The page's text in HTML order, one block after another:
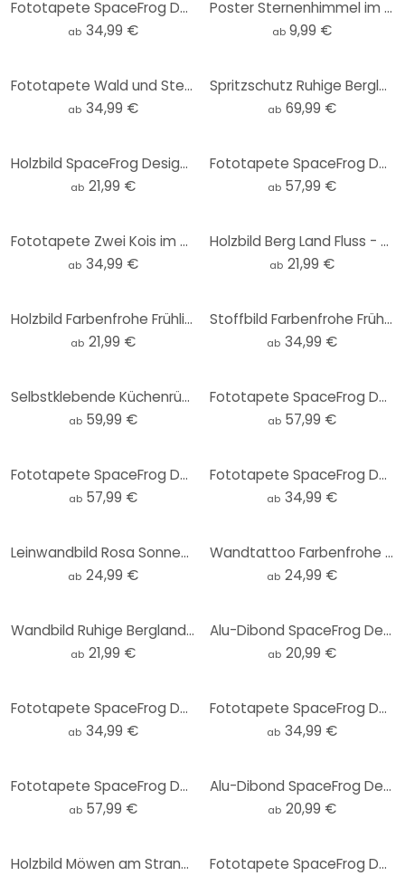
Fototapete SpaceFrog Designs - Verbundenheit - Rund - Selbstklebend/Vlies
ab 34,99 €
Poster Sternenhimmel im Winter - SpaceFrog Designs
ab 9,99 €
Fototapete Wald und Sterne in der Nacht - SpaceFrog Designs - Rund - Selbstklebend/Vlies
ab 34,99 €
Spritzschutz Ruhige Berglandschaft in der Dämmerung - SpaceFrog Designs
ab 69,99 €
Holzbild SpaceFrog Designs - Retro Sommer - Rund
ab 21,99 €
Fototapete SpaceFrog Designs - Lila Wald
ab 57,99 €
Fototapete Zwei Kois im Teich - SpaceFrog Designs - Rund - Selbstklebend/Vlies
ab 34,99 €
Holzbild Berg Land Fluss - SpaceFrog Designs - Rund
ab 21,99 €
Holzbild Farbenfrohe Frühlingswiese - SpaceFrog Designs - Rund
ab 21,99 €
Stoffbild Farbenfrohe Frühlingswiese - SpaceFrog Designs - Panorama
ab 34,99 €
Selbstklebende Küchenrückwand SpaceFrog Designs - Herbstmorgen
ab 59,99 €
Fototapete SpaceFrog Designs - Sommertag
ab 57,99 €
Fototapete SpaceFrog Designs - Herbstmorgen
ab 57,99 €
Fototapete SpaceFrog Designs - Wüstenberge - Rund - Selbstklebend/Vlies
ab 34,99 €
Leinwandbild Rosa Sonnenuntergang über dem Wald - SpaceFrog Designs
ab 24,99 €
Wandtattoo Farbenfrohe Frühlingswiese - SpaceFrog Designs - Rund
ab 24,99 €
Wandbild Ruhige Berglandschaft in der Dämmerung - SpaceFrog Designs - Rund - Alu-Dibond
ab 21,99 €
Alu-Dibond SpaceFrog Designs - Bernsteinfarbene Sonne - Rund
ab 20,99 €
Fototapete SpaceFrog Designs - Rosa Sonne - Rund - Selbstklebend/Vlies
ab 34,99 €
Fototapete SpaceFrog Designs - Goldene Kraniche - Rund - Selbstklebend/Vlies
ab 34,99 €
Fototapete SpaceFrog Designs - Frühlingsmorgen
ab 57,99 €
Alu-Dibond SpaceFrog Designs - Morgenruhe - Rund
ab 20,99 €
Holzbild Möwen am Strand - SpaceFrog Designs - Rund Fototapete SpaceFrog Designs - In den Bergen - Rund - Selbstklebend/Vlies